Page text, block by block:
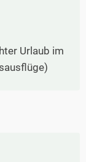
Urlaub im